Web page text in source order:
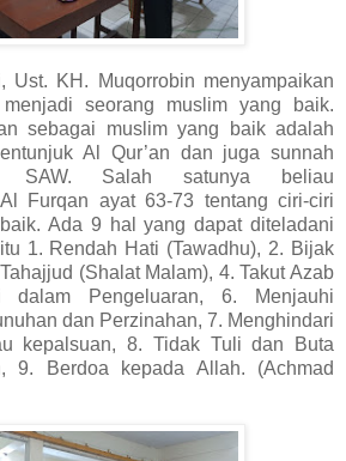
Ust. KH. Muqorrobin menyampaikan
seorang muslim yang baik.
sebagai muslim yang baik adalah
Al Qur’an dan juga sunnah
SAW. Salah satunya beliau
Furqan ayat 63-73 tentang ciri-ciri
Ada 9 hal yang dapat diteladani
1. Rendah Hati (Tawadhu), 2. Bijak
(Shalat Malam), 4. Takut Azab
dalam Pengeluaran, 6. Menjauhi
dan Perzinahan, 7. Menghindari
kepalsuan, 8. Tidak Tuli dan Buta
9. Berdoa kepada Allah. (Achmad